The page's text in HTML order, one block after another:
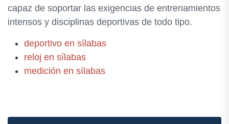
capaz de soportar las exigencias de entrenamientos
intensos y disciplinas deportivas de todo tipo.
deportivo en sílabas
reloj en sílabas
medición en sílabas